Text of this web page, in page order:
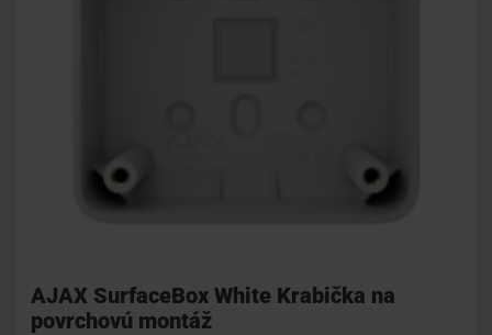
AJAX SurfaceBox White Krabička na
povrchovú montáž